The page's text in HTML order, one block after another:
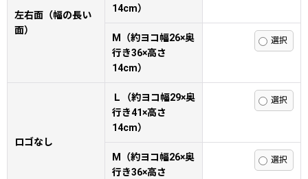
左右面（幅の長い
面）
14cm）
M（約ヨコ幅26×奥
行き36×高さ
14cm）
ロゴなし
Ｌ（約ヨコ幅29×奥
行き41×高さ
14cm）
M（約ヨコ幅26×奥
行き36×高さ